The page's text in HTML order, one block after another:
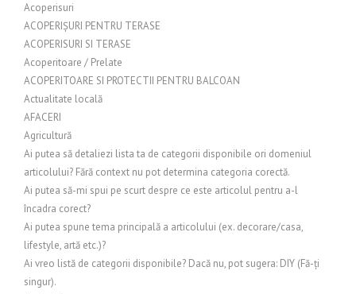
Acoperisuri
ACOPERIȘURI PENTRU TERASE
ACOPERISURI SI TERASE
Acoperitoare / Prelate
ACOPERITOARE SI PROTECTII PENTRU BALCOAN
Actualitate locală
AFACERI
Agricultură
Ai putea să detaliezi lista ta de categorii disponibile ori domeniul
articolului? Fără context nu pot determina categoria corectă.
Ai putea să-mi spui pe scurt despre ce este articolul pentru a-l
încadra corect?
Ai putea spune tema principală a articolului (ex. decorare/casa,
lifestyle, artă etc.)?
Ai vreo listă de categorii disponibile? Dacă nu, pot sugera: DIY (Fă-ți
singur).